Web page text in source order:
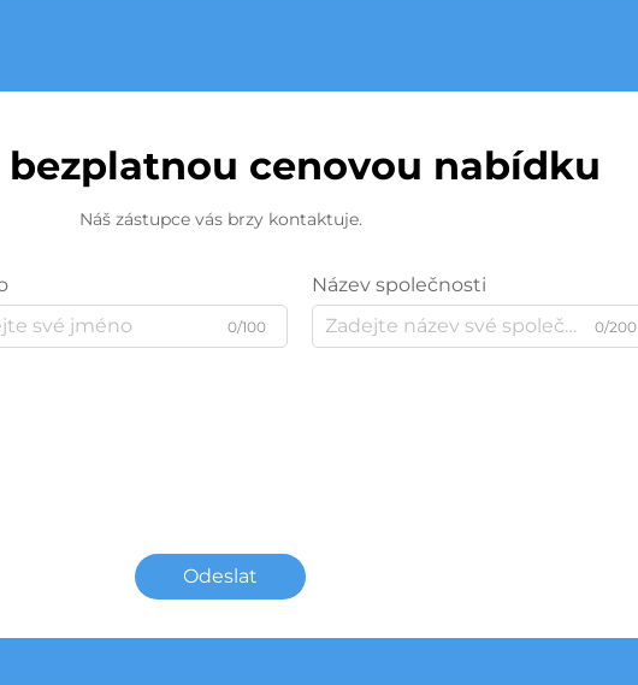
bezplatnou cenovou nabídku
Náš zástupce vás brzy kontaktuje.
0/100
Název společnosti
0/200
Odeslat